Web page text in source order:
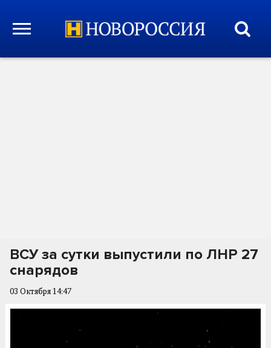
ВСУ за сутки выпустили по ЛНР 27
снарядов
03 Октября 14:47